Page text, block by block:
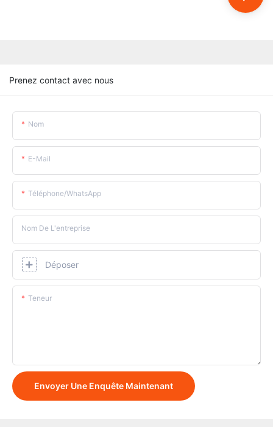
Prenez contact avec nous
Nom
E-Mail
Téléphone/WhatsApp
Nom De L'entreprise
Déposer
Teneur
Envoyer Une Enquête Maintenant